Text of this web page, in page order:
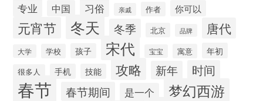
专业 中国 习俗 亲戚 作者 你可以
元宵节 冬天 冬季 北京 品牌 唐代
大学 学校 孩子 宋代 宝宝 寓意 年初
很多人 手机 技能 攻略 新年 时间
春节 春节期间 是一个 梦幻西游